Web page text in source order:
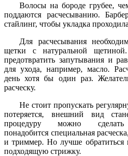
Волосы на бороде грубее,
поддаются расчесыванию.
стайлинг, чтобы укладка
Для расчесывания
щетки с натуральной
предотвратить запутывания и
для ухода, например, масло.
день хотя бы один раз.
расческу.
Не стоит пропускать
потеряется, внешний вид
процедуру можно
понадобится специальная
и триммер. Но лучше обратиться
подходящую стрижку.